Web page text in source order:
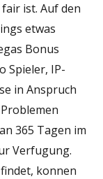
ist. Auf den
etwas
Bonus
Spieler, IP-
in Anspruch
365 Tagen im
Verfugung.
konnen